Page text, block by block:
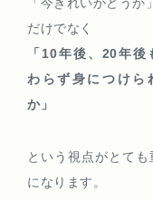
だけでなく
「10年後、20年後
わらず身につけら
か」
という視点がとても
になります。